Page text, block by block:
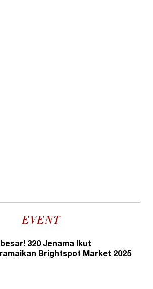
EVENT
320 Jenama Ikut
Brightspot Market 2025